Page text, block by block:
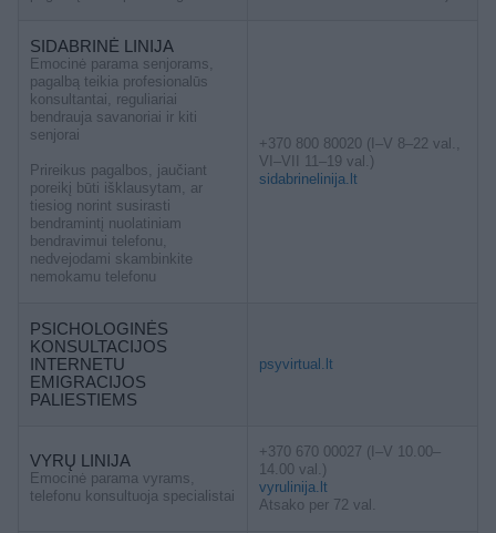
SIDABRINĖ LINIJA
Emocinė parama senjorams,
pagalbą teikia profesionalūs
konsultantai, reguliariai
bendrauja savanoriai ir kiti
senjorai
Prireikus pagalbos, jaučiant
poreikį būti išklausytam, ar
tiesiog norint susirasti
bendramintį nuolatiniam
bendravimui telefonu,
nedvejodami skambinkite
nemokamu telefonu
+370 800 80020 (I–V 8–22 val.,
VI–VII 11–19 val.)
sidabrinelinija.lt
PSICHOLOGINĖS
KONSULTACIJOS
INTERNETU
EMIGRACIJOS
PALIESTIEMS
psyvirtual.lt
VYRŲ LINIJA
Emocinė parama vyrams,
telefonu konsultuoja specialistai
+370 670 00027 (I–V 10.00–
14.00 val.)
vyrulinija.lt
Atsako per 72 val.